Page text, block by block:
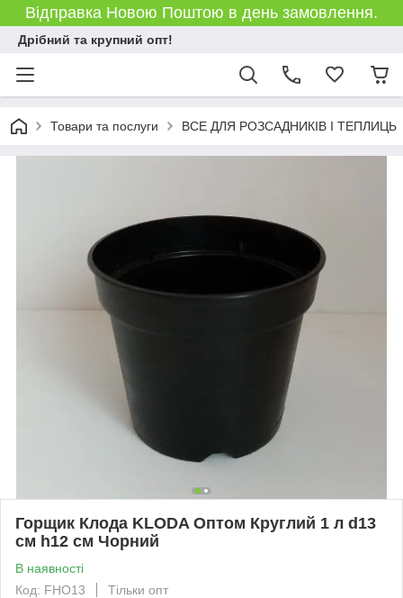
Відправка Новою Поштою в день замовлення.
Дрібний та крупний опт!
Товари та послуги ВСЕ ДЛЯ РОЗСАДНИКІВ І ТЕПЛИЦЬ
Горщик Клода KLODA Оптом Круглий 1 л d13
см h12 см Чорний
В наявності
Код: FHO13
Тільки опт